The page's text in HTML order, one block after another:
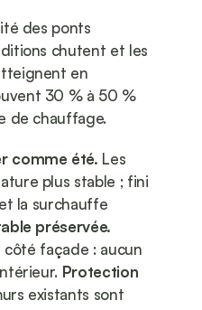
des ponts
chutent et les
en
30 % à 50 %
de chauffage.
comme été. Les
plus stable ; fini
la surchauffe
préservée.
façade : aucun
Protection
existants sont